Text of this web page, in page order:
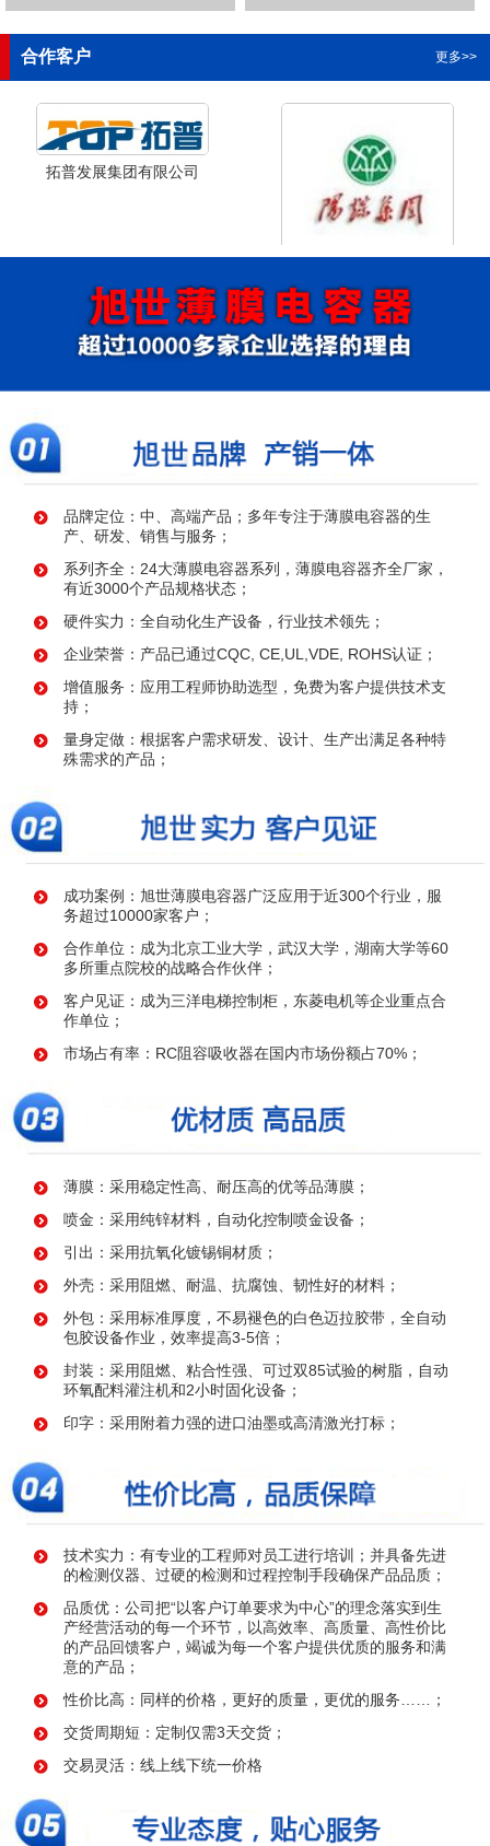
合作客户 更多>>
拓普发展集团有限公司
山西省阳泉市阳泉煤业集团
品牌定位：中、高端产品；多年专注于薄膜电容器的生
产、研发、销售与服务；
系列齐全：24大薄膜电容器系列，薄膜电容器齐全厂家，
有近3000个产品规格状态；
硬件实力：全自动化生产设备，行业技术领先；
企业荣誉：产品已通过CQC, CE,UL,VDE, ROHS认证；
增值服务：应用工程师协助选型，免费为客户提供技术支
持；
量身定做：根据客户需求研发、设计、生产出满足各种特
殊需求的产品；
成功案例：旭世薄膜电容器广泛应用于近300个行业，服
务超过10000家客户；
合作单位：成为北京工业大学，武汉大学，湖南大学等60
多所重点院校的战略合作伙伴；
客户见证：成为三洋电梯控制柜，东菱电机等企业重点合
作单位；
市场占有率：RC阻容吸收器在国内市场份额占70%；
薄膜：采用稳定性高、耐压高的优等品薄膜；
喷金：采用纯锌材料，自动化控制喷金设备；
引出：采用抗氧化镀锡铜材质；
外壳：采用阻燃、耐温、抗腐蚀、韧性好的材料；
外包：采用标准厚度，不易褪色的白色迈拉胶带，全自动
包胶设备作业，效率提高3-5倍；
封装：采用阻燃、粘合性强、可过双85试验的树脂，自动
环氧配料灌注机和2小时固化设备；
印字：采用附着力强的进口油墨或高清激光打标；
技术实力：有专业的工程师对员工进行培训；并具备先进
的检测仪器、过硬的检测和过程控制手段确保产品品质；
品质优：公司把“以客户订单要求为中心”的理念落实到生
产经营活动的每一个环节，以高效率、高质量、高性价比
的产品回馈客户，竭诚为每一个客户提供优质的服务和满
意的产品；
性价比高：同样的价格，更好的质量，更优的服务……；
交货周期短：定制仅需3天交货；
交易灵活：线上线下统一价格